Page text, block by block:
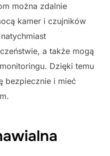
można zdalnie
kamer i czujników
a także mogą
Dzięki temu
bezpiecznie i mieć